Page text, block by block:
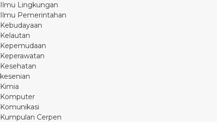
Ilmu Lingkungan
Ilmu Pemerintahan
Kebudayaan
Kelautan
Kepemudaan
Keperawatan
Kesehatan
kesenian
Kimia
Komputer
Komunikasi
Kumpulan Cerpen